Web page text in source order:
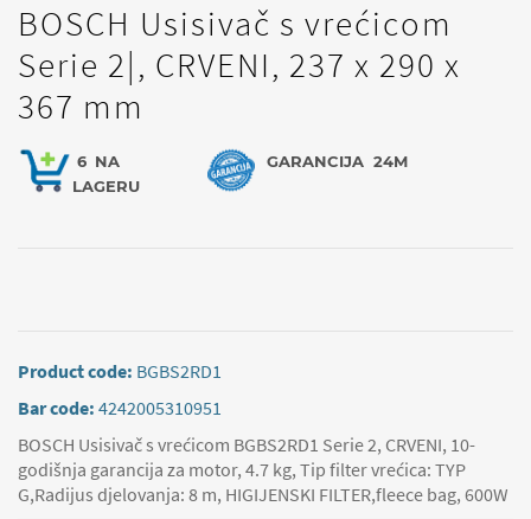
BOSCH Usisivač s vrećicom
Serie 2|, CRVENI, 237 x 290 x
367 mm
6 NA
LAGERU
GARANCIJA 24M
Product code: BGBS2RD1
Bar code: 4242005310951
BOSCH Usisivač s vrećicom BGBS2RD1 Serie 2, CRVENI, 10-
godišnja garancija za motor, 4.7 kg, Tip filter vrećica: TYP
G,Radijus djelovanja: 8 m, HIGIJENSKI FILTER,fleece bag, 600W